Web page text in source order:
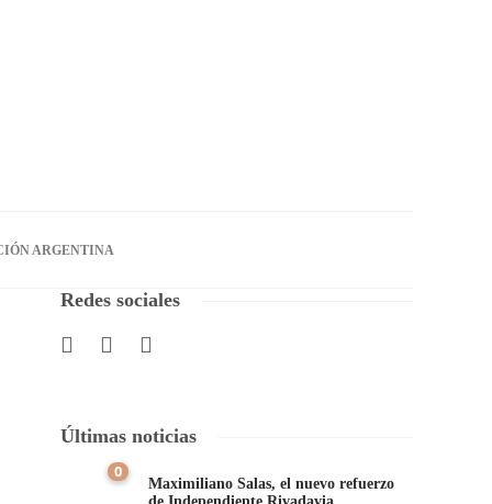
ARGENTINA
Redes sociales
Últimas noticias
0
Maximiliano Salas, el nuevo refuerzo